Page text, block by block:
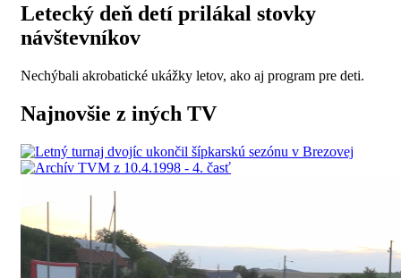
Letecký deň detí prilákal stovky
návštevníkov
Nechýbali akrobatické ukážky letov, ako aj program pre deti.
Najnovšie z iných TV